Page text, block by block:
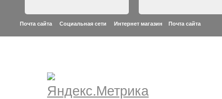
Почта сайта Социальная сети Интернет магазин Почта сайта